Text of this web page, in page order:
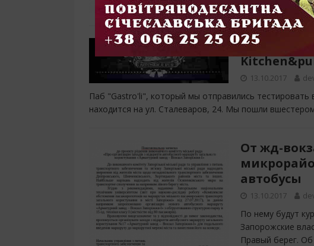
запорожского
Тест-
13.10.2017
Паб "Gastro'li", который мы отправились тестировать
находится на ул. Сталеваров, 24. Мы пошли
От жд-
автобусы
13.10.2017
По нему будут
Запорожские
Правый берег.